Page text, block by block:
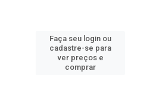
Faça seu login ou
cadastre-se para
ver preços e
comprar